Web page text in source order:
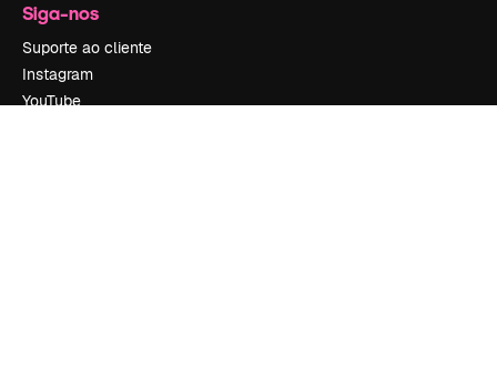
Siga-nos
Suporte ao cliente
Instagram
YouTube